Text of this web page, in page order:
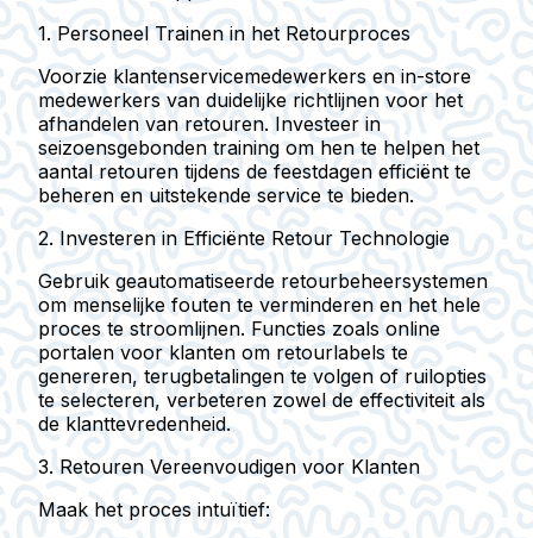
1. Personeel Trainen in het Retourproces
Voorzie klantenservicemedewerkers en in-store
medewerkers van duidelijke richtlijnen voor het
afhandelen van retouren. Investeer in
seizoensgebonden training om hen te helpen het
aantal retouren tijdens de feestdagen efficiënt te
beheren en uitstekende service te bieden.
2. Investeren in Efficiënte Retour Technologie
Gebruik geautomatiseerde retourbeheersystemen
om menselijke fouten te verminderen en het hele
proces te stroomlijnen. Functies zoals online
portalen voor klanten om retourlabels te
genereren, terugbetalingen te volgen of ruilopties
te selecteren, verbeteren zowel de effectiviteit als
de klanttevredenheid.
3. Retouren Vereenvoudigen voor Klanten
Maak het proces intuïtief: